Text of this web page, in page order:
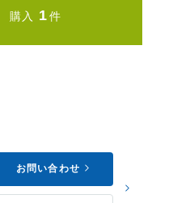
購入 1件
お問い合わせ